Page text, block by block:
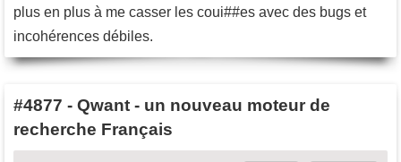
plus en plus à me casser les coui##es avec des bugs et
incohérences débiles.
#4877 - Qwant - un nouveau moteur de
recherche Français